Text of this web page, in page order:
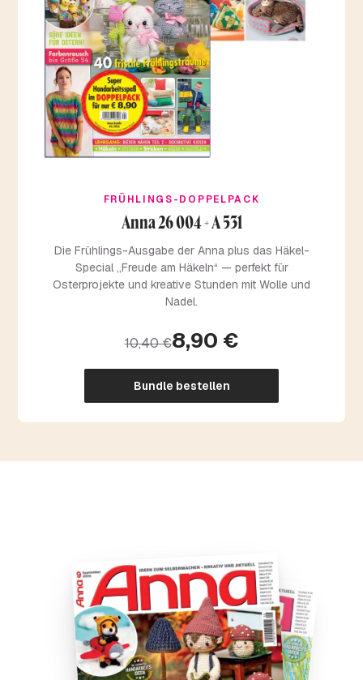
FRÜHLINGS-DOPPELPACK
Anna 26 004 + A 531
Die Frühlings-Ausgabe der Anna plus das Häkel-
Special „Freude am Häkeln“ — perfekt für
Osterprojekte und kreative Stunden mit Wolle und
Nadel.
10,40 €8,90 €
Bundle bestellen